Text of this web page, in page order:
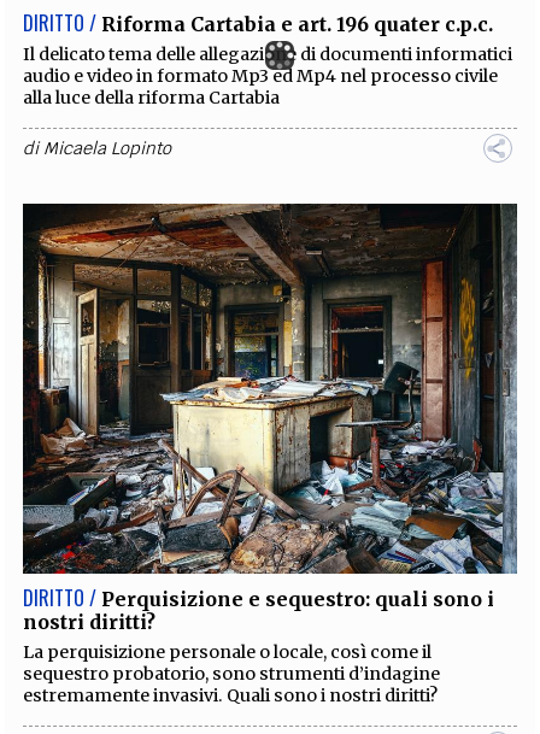
DIRITTO / Riforma Cartabia e art. 196 quater c.p.c.
Il delicato tema delle allegazione di documenti informatici
audio e video in formato Mp3 ed Mp4 nel processo civile
alla luce della riforma Cartabia
diMicaela Lopinto
DIRITTO / Perquisizione e sequestro: quali sono i
nostri diritti?
La perquisizione personale o locale, così come il
sequestro probatorio, sono strumenti d’indagine
estremamente invasivi. Quali sono i nostri diritti?